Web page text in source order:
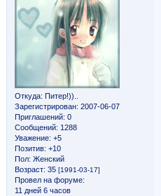
Откуда: Питер!))..
Зарегистрирован: 2007-06-07
Приглашений: 0
Сообщений: 1288
Уважение: +5
Позитив: +10
Пол: Женский
Возраст: 35[1991-03-17]
Провел на форуме:
11 дней 6 часов